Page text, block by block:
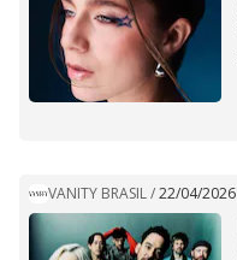
VANITY BRASIL/22/04/2026